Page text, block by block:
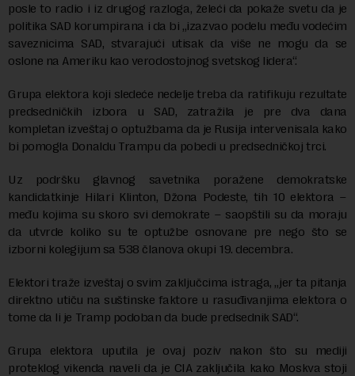
posle to radio i iz drugog razloga, želeći da pokaže svetu da je
politika SAD korumpirana i da bi „izazvao podelu među vodećim
saveznicima SAD, stvarajući utisak da više ne mogu da se
oslone na Ameriku kao verodostojnog svetskog lidera“.
Grupa elektora koji sledeće nedelje treba da ratifikuju rezultate
predsedničkih izbora u SAD, zatražila je pre dva dana
kompletan izveštaj o optužbama da je Rusija intervenisala kako
bi pomogla Donaldu Trampu da pobedi u predsedničkoj trci.
Uz podršku glavnog savetnika poražene demokratske
kandidatkinje Hilari Klinton, Džona Podeste, tih 10 elektora –
među kojima su skoro svi demokrate – saopštili su da moraju
da utvrde koliko su te optužbe osnovane pre nego što se
izborni kolegijum sa 538 članova okupi 19. decembra.
Elektori traže izveštaj o svim zaključcima istraga, „jer ta pitanja
direktno utiču na suštinske faktore u rasuđivanjima elektora o
tome da li je Tramp podoban da bude predsednik SAD“.
Grupa elektora uputila je ovaj poziv nakon što su mediji
proteklog vikenda naveli da je CIA zaključila kako Moskva stoji